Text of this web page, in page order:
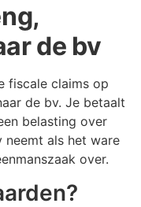
de bv
fiscale claims op
de bv. Je betaalt
belasting over
neemt als het ware
over.